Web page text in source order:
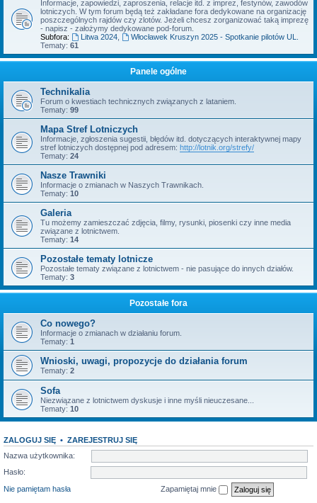
Informacje, zapowiedzi, zaproszenia, relacje itd. z imprez, festynów, zawodów
lotniczych. W tym forum będą też zakładane fora dedykowane na organizację
poszczególnych rajdów czy zlotów. Jeżeli chcesz zorganizować taką imprezę
- napisz - założymy dedykowane pod-forum.
Subfora:
Litwa 2024,
Włocławek Kruszyn 2025 - Spotkanie pilotów UL.
Tematy: 61
Panele ogólne
Technikalia
Forum o kwestiach technicznych związanych z lataniem.
Tematy: 99
Mapa Stref Lotniczych
Informacje, zgłoszenia sugestii, błędów itd. dotyczących interaktywnej mapy
stref lotniczych dostępnej pod adresem: http://lotnik.org/strefy/
Tematy: 24
Nasze Trawniki
Informacje o zmianach w Naszych Trawnikach.
Tematy: 10
Galeria
Tu możemy zamieszczać zdjęcia, filmy, rysunki, piosenki czy inne media
związane z lotnictwem.
Tematy: 14
Pozostałe tematy lotnicze
Pozostałe tematy związane z lotnictwem - nie pasujące do innych działów.
Tematy: 3
Pozostałe fora
Co nowego?
Informacje o zmianach w działaniu forum.
Tematy: 1
Wnioski, uwagi, propozycje do działania forum
Tematy: 2
Sofa
Niezwiązane z lotnictwem dyskusje i inne myśli nieuczesane...
Tematy: 10
ZALOGUJ SIĘ • ZAREJESTRUJ SIĘ
Nazwa użytkownika:
Hasło:
Nie pamiętam hasła
Zapamiętaj mnie